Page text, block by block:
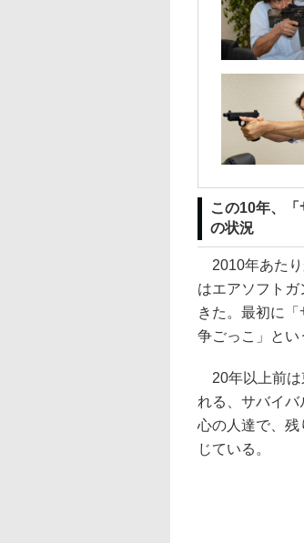
この10年、
の状況
2010年あたり
はエアソフト
きた。最初に
争ごっこ」とい
20年以上前は
れる、サバイ
心の人達で、
じている。